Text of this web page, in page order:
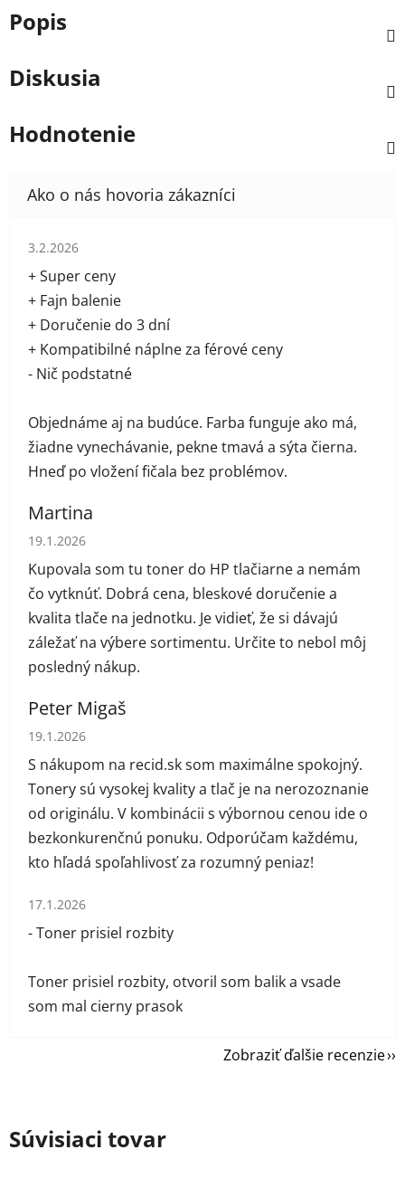
Popis
Diskusia
Hodnotenie
Hodnotenie obchodu je 5 z 5 hviezdičiek.
3.2.2026
+ Super ceny
+ Fajn balenie
+ Doručenie do 3 dní
+ Kompatibilné náplne za férové ceny
- Nič podstatné
Objednáme aj na budúce. Farba funguje ako má,
žiadne vynechávanie, pekne tmavá a sýta čierna.
Hneď po vložení fičala bez problémov.
Martina
Hodnotenie obchodu je 5 z 5 hviezdičiek.
19.1.2026
Kupovala som tu toner do HP tlačiarne a nemám
čo vytknúť. Dobrá cena, bleskové doručenie a
kvalita tlače na jednotku. Je vidieť, že si dávajú
záležať na výbere sortimentu. Určite to nebol môj
posledný nákup.
Peter Migaš
Hodnotenie obchodu je 5 z 5 hviezdičiek.
19.1.2026
S nákupom na recid.sk som maximálne spokojný.
Tonery sú vysokej kvality a tlač je na nerozoznanie
od originálu. V kombinácii s výbornou cenou ide o
bezkonkurenčnú ponuku. Odporúčam každému,
kto hľadá spoľahlivosť za rozumný peniaz!
Hodnotenie obchodu je 1 z 5 hviezdičiek.
17.1.2026
- Toner prisiel rozbity
Toner prisiel rozbity, otvoril som balik a vsade
som mal cierny prasok
Zobraziť ďalšie recenzie
Súvisiaci tovar